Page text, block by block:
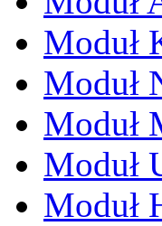
Moduł
Moduł
Moduł
Moduł
Moduł